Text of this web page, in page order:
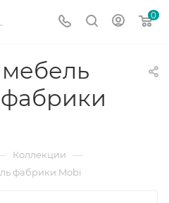
0
Коллекции —
фабрики Mobi